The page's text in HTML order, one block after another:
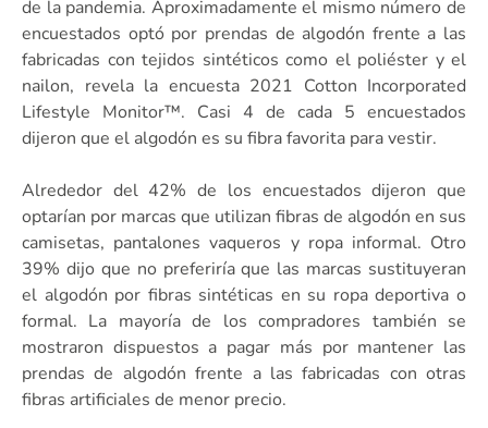
de la pandemia. Aproximadamente el mismo número de
encuestados optó por prendas de algodón frente a las
fabricadas con tejidos sintéticos como el poliéster y el
nailon, revela la encuesta 2021 Cotton Incorporated
Lifestyle Monitor™. Casi 4 de cada 5 encuestados
dijeron que el algodón es su fibra favorita para vestir.
Alrededor del 42% de los encuestados dijeron que
optarían por marcas que utilizan fibras de algodón en sus
camisetas, pantalones vaqueros y ropa informal. Otro
39% dijo que no preferiría que las marcas sustituyeran
el algodón por fibras sintéticas en su ropa deportiva o
formal. La mayoría de los compradores también se
mostraron dispuestos a pagar más por mantener las
prendas de algodón frente a las fabricadas con otras
fibras artificiales de menor precio.